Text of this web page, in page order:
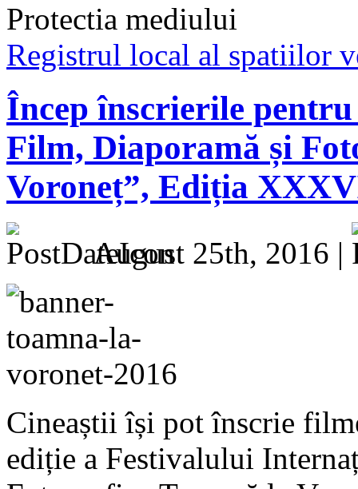
Protectia mediului
Registrul local al spatiilor
Încep înscrierile
Film, Diaporamă și
Voroneț”, Ediția
August 25th, 2016 |
Cineaștii își pot înscrie
ediție a Festivalului